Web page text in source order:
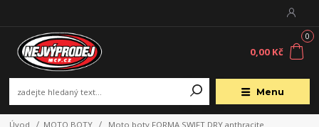
Menu
0
0,00 Kč
Úvod MOTO BOTY Moto boty FORMA SWIFT DRY anthracite